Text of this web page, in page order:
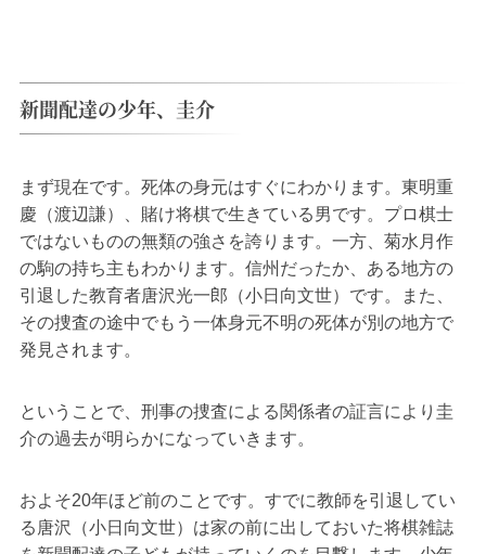
新聞配達の少年、圭介
まず現在です。死体の身元はすぐにわかります。東明重
慶（渡辺謙）、賭け将棋で生きている男です。プロ棋士
ではないものの無類の強さを誇ります。一方、菊水月作
の駒の持ち主もわかります。信州だったか、ある地方の
引退した教育者唐沢光一郎（小日向文世）です。また、
その捜査の途中でもう一体身元不明の死体が別の地方で
発見されます。
ということで、刑事の捜査による関係者の証言により圭
介の過去が明らかになっていきます。
およそ20年ほど前のことです。すでに教師を引退してい
る唐沢（小日向文世）は家の前に出しておいた将棋雑誌